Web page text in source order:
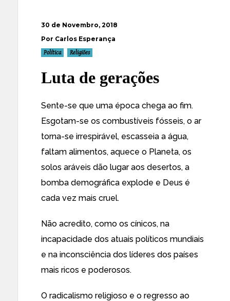
30 de Novembro, 2018
Por Carlos Esperança
Política Religiões
Luta de gerações
Sente-se que uma época chega ao fim.
Esgotam-se os combustíveis fósseis, o ar
torna-se irrespirável, escasseia a água,
faltam alimentos, aquece o Planeta, os
solos aráveis dão lugar aos desertos, a
bomba demográfica explode e Deus é
cada vez mais cruel.
Não acredito, como os cínicos, na
incapacidade dos atuais políticos mundiais
e na inconsciência dos líderes dos países
mais ricos e poderosos.
O radicalismo religioso e o regresso ao